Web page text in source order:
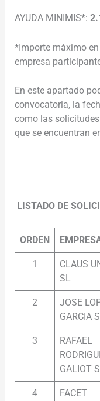
AYUDA MINIMIS*:
*Importe máximo
empresa
En este apartado
convocatoria, la
como las
que se encuentran
LISTADO DE
ORDEN
1
CLAUS
SL
2
JOSE
GARCIA
3
RAFAEL
GALIOT
4
FACET